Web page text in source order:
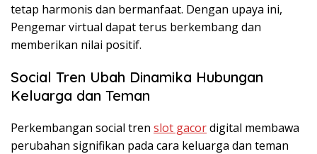
tetap harmonis dan bermanfaat. Dengan upaya ini,
Pengemar virtual dapat terus berkembang dan
memberikan nilai positif.
Social Tren Ubah Dinamika Hubungan
Keluarga dan Teman
Perkembangan social tren slot gacordigital membawa
perubahan signifikan pada cara keluarga dan teman